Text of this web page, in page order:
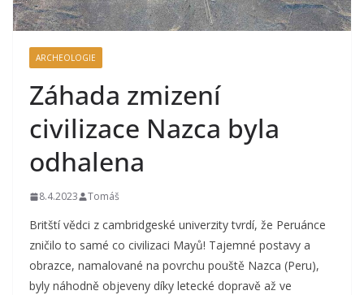
ARCHEOLOGIE
Záhada zmizení
civilizace Nazca byla
odhalena
8.4.2023 Tomáš
Britští vědci z cambridgeské univerzity tvrdí, že Peruánce
zničilo to samé co civilizaci Mayů! Tajemné postavy a
obrazce, namalované na povrchu pouště Nazca (Peru),
byly náhodně objeveny díky letecké dopravě až ve